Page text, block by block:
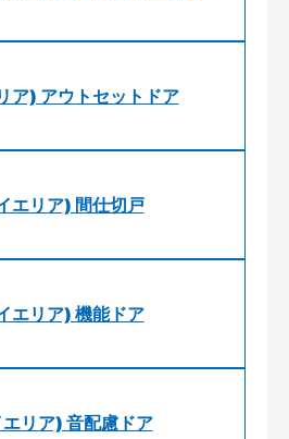
ア) アウトセットドア
エリア) 間仕切戸
エリア) 機能ドア
リア) 音配慮ドア